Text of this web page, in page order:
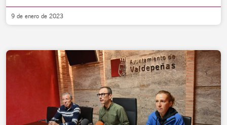
9 de enero de 2023